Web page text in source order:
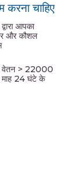
चाहिए
आपका
और कौशल
> 22000
24 घंटे के